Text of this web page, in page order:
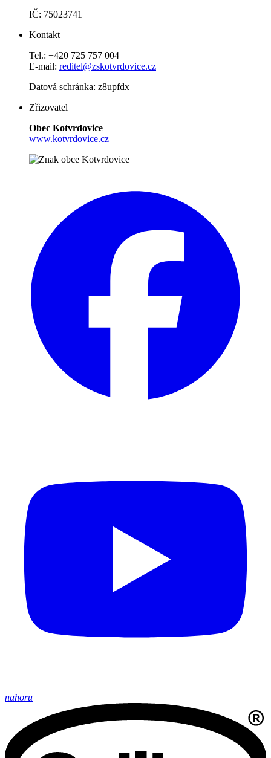
IČ: 75023741
Kontakt
Tel.: +420 725 757 004
E-mail: reditel@zskotvrdovice.cz
Datová schránka: z8upfdx
Zřizovatel
Obec Kotvrdovice
www.kotvrdovice.cz
nahoru